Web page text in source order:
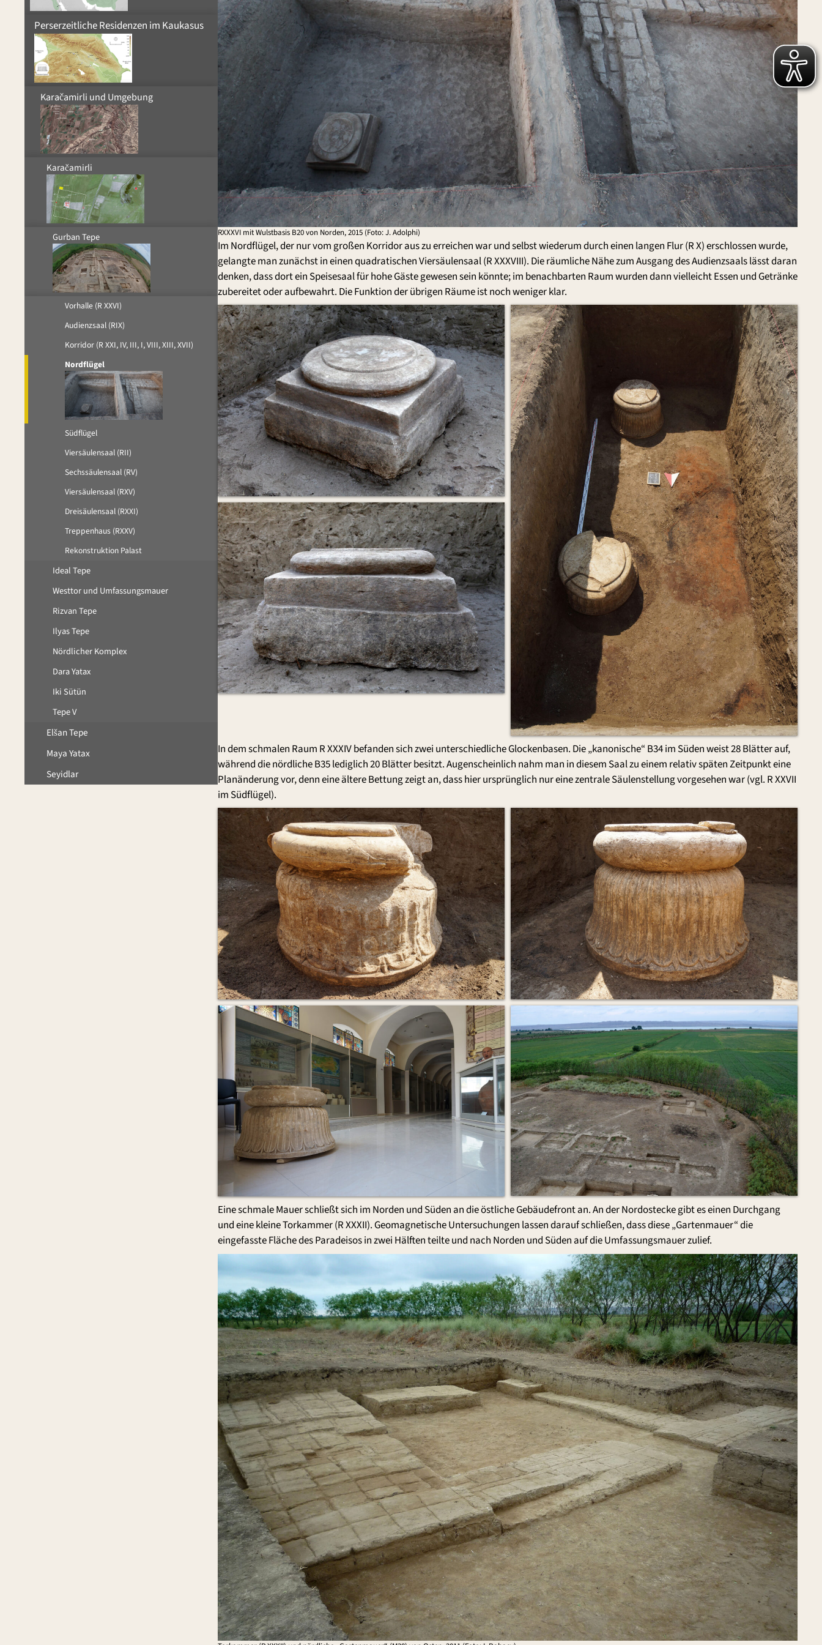
Perserzeitliche Residenzen im Kaukasus
Karačamirli und Umgebung
Karačamirli
Gurban Tepe
Vorhalle (R XXVI)
Audienzsaal (RIX)
Korridor (R XXI, IV, III, I, VIII, XIII, XVII)
Nordflügel
Südflügel
Viersäulensaal (RII)
Sechssäulensaal (RV)
Viersäulensaal (RXV)
Dreisäulensaal (RXXI)
Treppenhaus (RXXV)
Rekonstruktion Palast
Ideal Tepe
Westtor und Umfassungsmauer
Rizvan Tepe
Ilyas Tepe
Nördlicher Komplex
Dara Yatax
Iki Sütün
Tepe V
Elšan Tepe
Maya Yatax
Seyidlar
RXXXVI mit Wulstbasis B20 von Norden, 2015 (Foto: J. Adolphi)
Im Nordflügel, der nur vom großen Korridor aus zu erreichen war und selbst wiederum durch einen langen Flur (R X) erschlossen wurde,
gelangte man zunächst in einen quadratischen Viersäulensaal (R XXXVIII). Die räumliche Nähe zum Ausgang des Audienzsaals lässt daran
denken, dass dort ein Speisesaal für hohe Gäste gewesen sein könnte; im benachbarten Raum wurden dann vielleicht Essen und Getränke
zubereitet oder aufbewahrt. Die Funktion der übrigen Räume ist noch weniger klar.
In dem schmalen Raum R XXXIV befanden sich zwei unterschiedliche Glockenbasen. Die „kanonische“ B34 im Süden weist 28 Blätter auf,
während die nördliche B35 lediglich 20 Blätter besitzt. Augenscheinlich nahm man in diesem Saal zu einem relativ späten Zeitpunkt eine
Planänderung vor, denn eine ältere Bettung zeigt an, dass hier ursprünglich nur eine zentrale Säulenstellung vorgesehen war (vgl. R XXVII
im Südflügel).
Eine schmale Mauer schließt sich im Norden und Süden an die östliche Gebäudefront an. An der Nordostecke gibt es einen Durchgang
und eine kleine Torkammer (R XXXII). Geomagnetische Untersuchungen lassen darauf schließen, dass diese „Gartenmauer“ die
eingefasste Fläche des Paradeisos in zwei Hälften teilte und nach Norden und Süden auf die Umfassungsmauer zulief.